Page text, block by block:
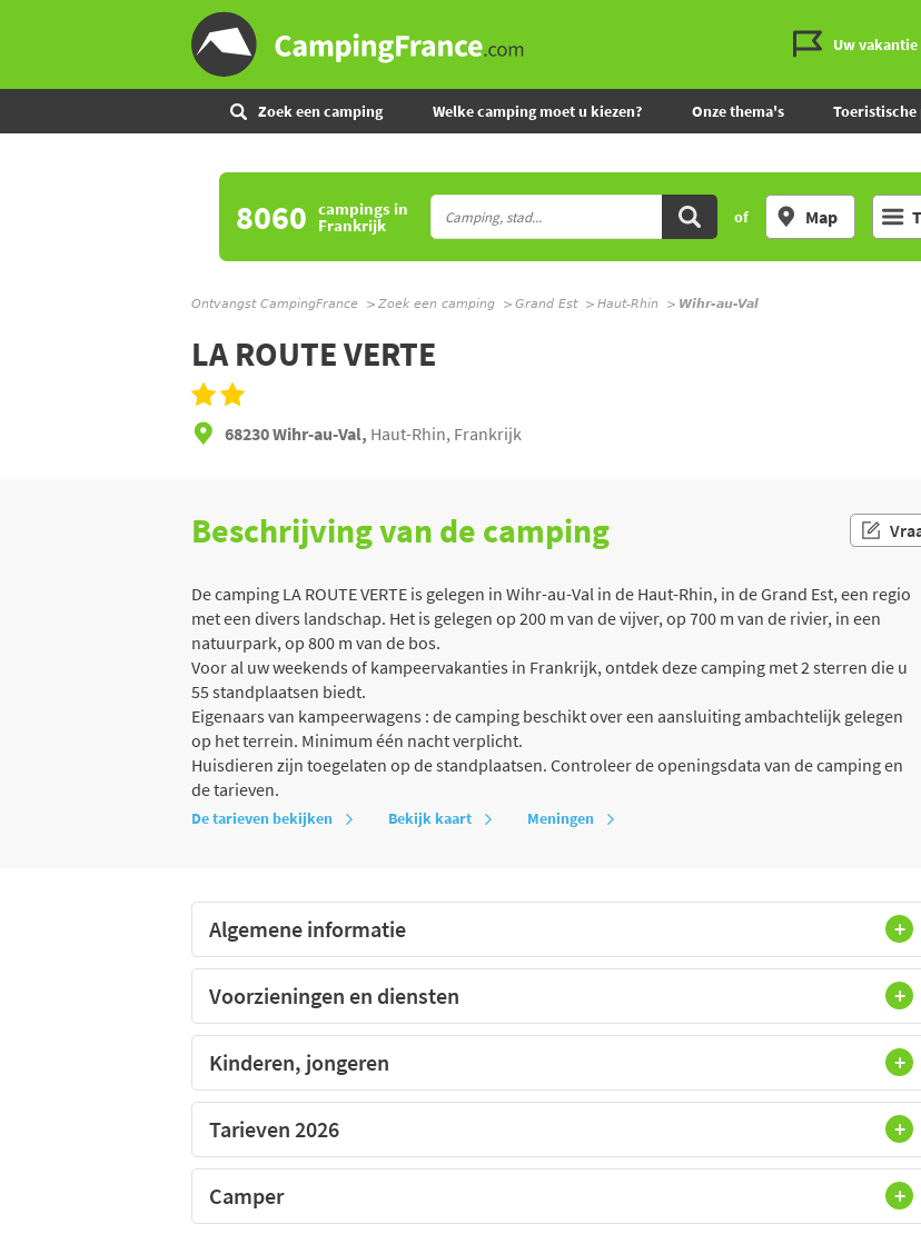
Uw
Zoek een camping Welke camping moet u kiezen? Onze thema's
8060 campingsin
Frankrijk of Map
Ontvangst CampingFrance Zoek een camping Grand Est Haut-Rhin Wihr-au-Val
LA ROUTE VERTE
68230 Wihr-au-Val, Haut-Rhin, Frankrijk
Beschrijving van de camping
De camping LA ROUTE VERTE is gelegen in Wihr-au-Val in de Haut-Rhin, in de Grand Est, een regio
met een divers landschap. Het is gelegen op 200 m van de vijver, op 700 m van de rivier, in een
natuurpark, op 800 m van de bos.
Voor al uw weekends of kampeervakanties in Frankrijk, ontdek deze camping met 2 sterren die u
55 standplaatsen biedt.
Eigenaars van kampeerwagens : de camping beschikt over een aansluiting ambachtelijk gelegen
op het terrein. Minimum één nacht verplicht.
Huisdieren zijn toegelaten op de standplaatsen. Controleer de openingsdata van de camping en
de tarieven.
De tarieven bekijken Bekijk kaart Meningen
Algemene informatie
Voorzieningen en diensten
Kinderen, jongeren
Tarieven 2026
Camper